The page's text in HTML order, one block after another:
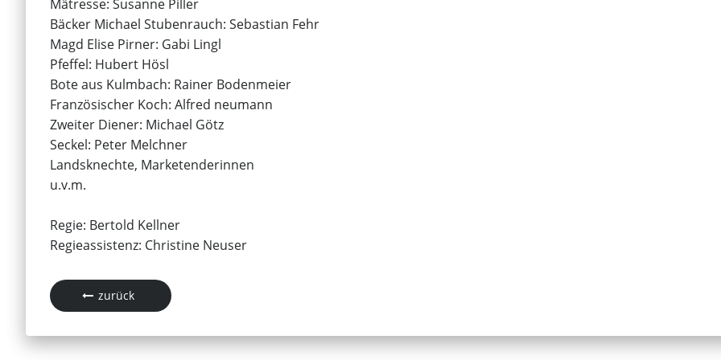
Mätresse: Susanne Piller
Bäcker Michael Stubenrauch: Sebastian Fehr
Magd Elise Pirner: Gabi Lingl
Pfeffel: Hubert Hösl
Bote aus Kulmbach: Rainer Bodenmeier
Französischer Koch: Alfred neumann
Zweiter Diener: Michael Götz
Seckel: Peter Melchner
Landsknechte, Marketenderinnen
u.v.m.
Regie: Bertold Kellner
Regieassistenz: Christine Neuser
zurück